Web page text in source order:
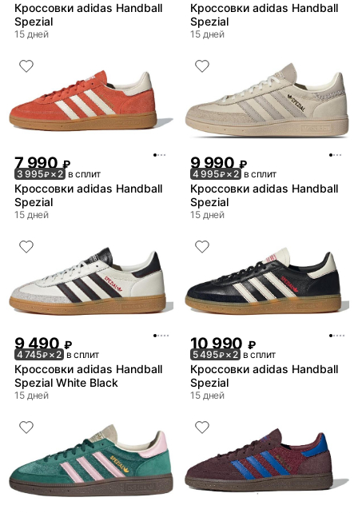
Кроссовки adidas Handball
Spezial
15 дней
Кроссовки adidas Handball
Spezial
15 дней
7 990 ₽
3 995₽× 2 в сплит
Кроссовки adidas Handball
Spezial
15 дней
9 990 ₽
4 995₽× 2 в сплит
Кроссовки adidas Handball
Spezial
15 дней
9 490 ₽
4 745₽× 2 в сплит
Кроссовки adidas Handball
Spezial White Black
15 дней
10 990 ₽
5 495₽× 2 в сплит
Кроссовки adidas Handball
Spezial
15 дней